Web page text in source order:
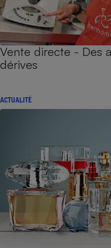
Vente directe - Des
dérives
ACTUALITÉ